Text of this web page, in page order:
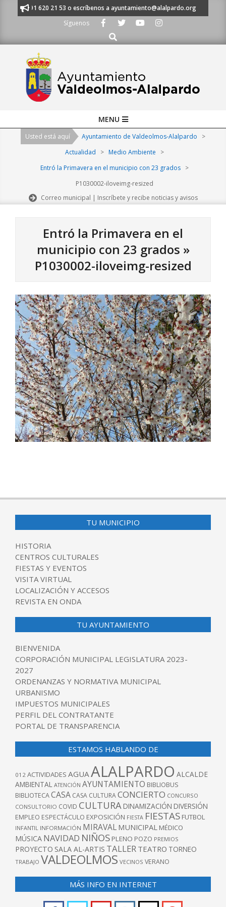
al 91 620 21 53 o escríbenos a ayuntamiento@alalpardo.org
Síguenos
Buscar
Navigation
MENU
Usted está aquí Ayuntamiento de Valdeolmos-Alalpardo
>
Actualidad
> Medio Ambiente
>
Entró la Primavera en el municipio con 23 grados >
P1030002-iloveimg-resized
Correo municipal | Inscríbete y recibe noticias y avisos
Entró la Primavera en el
municipio con 23 grados »
P1030002-iloveimg-resized
03-
TU MUNICIPIO
HISTORIA
CENTROS CULTURALES
FIESTAS Y EVENTOS
VISITA VIRTUAL
LOCALIZACIÓN Y ACCESOS
REVISTA EN ONDA
TU AYUNTAMIENTO
BIENVENIDA
CORPORACIÓN MUNICIPAL LEGISLATURA 2023-
2027
ORDENANZAS Y NORMATIVA MUNICIPAL
URBANISMO
IMPUESTOS MUNICIPALES
PERFIL DEL CONTRATANTE
PORTAL DE TRANSPARENCIA
ESTAMOS HABLANDO DE
012 ACTIVIDADES AGUAALALPARDO ALCALDE
AMBIENTAL ATENCIÓN AYUNTAMIENTO BIBLIOBUS
BIBLIOTECACASA CASA CULTURACONCIERTO CONCURSO
CONSULTORIO COVID CULTURA DINAMIZACIÓN DIVERSIÓN
EMPLEO ESPECTÁCULO EXPOSICIÓN FIESTA FIESTAS FUTBOL
INFANTIL INFORMACIÓN MIRAVAL MUNICIPAL MÉDICO
MÚSICA NAVIDAD NIÑOS PLENO POZO PREMIOS
PROYECTO SALA AL-ARTIS TALLER TEATRO TORNEO
TRABAJO VALDEOLMOS VECINOS VERANO
MÁS INFO EN INTERNET